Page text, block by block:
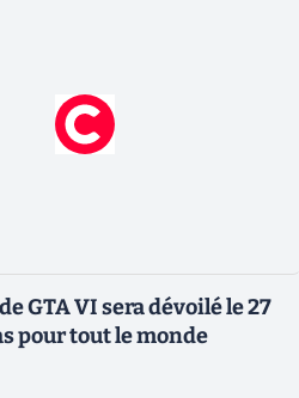
GTA VI sera dévoilé le 27
pour tout le monde